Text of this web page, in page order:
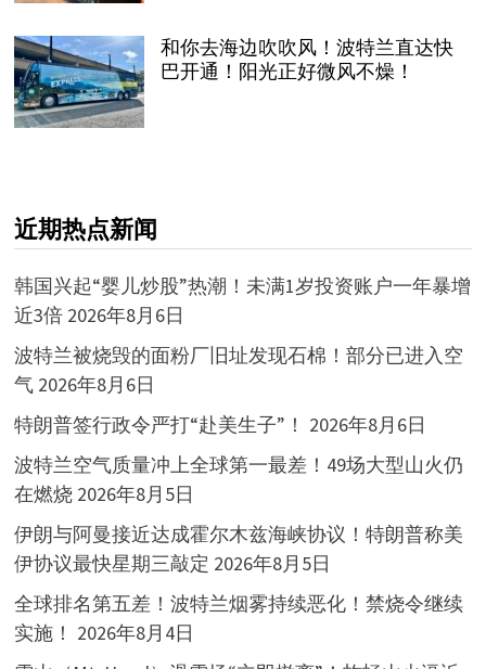
和你去海边吹吹风！波特兰直达快
巴开通！阳光正好微风不燥！
近期热点新闻
韩国兴起“婴儿炒股”热潮！未满1岁投资账户一年暴增
近3倍 2026年8月6日
波特兰被烧毁的面粉厂旧址发现石棉！部分已进入空
气 2026年8月6日
特朗普签行政令严打“赴美生子”！ 2026年8月6日
波特兰空气质量冲上全球第一最差！49场大型山火仍
在燃烧 2026年8月5日
伊朗与阿曼接近达成霍尔木兹海峡协议！特朗普称美
伊协议最快星期三敲定 2026年8月5日
全球排名第五差！波特兰烟雾持续恶化！禁烧令继续
实施！ 2026年8月4日